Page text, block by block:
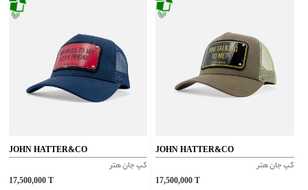
JOHN HATTER&CO
کپ جان هتر
17,500,000
JOHN HATTER&CO
کپ جان هتر
17,500,000